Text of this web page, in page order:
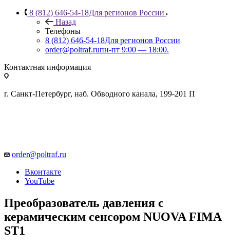
8 (812) 646-54-18Для регионов России
Назад
Телефоны
8 (812) 646-54-18Для регионов России
order@poltraf.ruпн-пт 9:00 — 18:00.
Контактная информация
г. Санкт-Петербург, наб. Обводного канала, 199-201 П
order@poltraf.ru
Вконтакте
YouTube
Преобразователь давления с
керамическим сенсором NUOVA FIMA
ST1